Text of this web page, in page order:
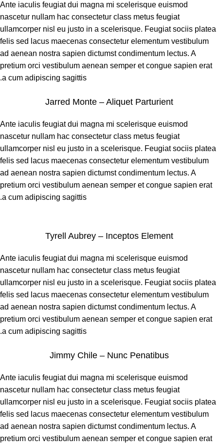
Ante iaculis feugiat dui magna mi scelerisque euismod
nascetur nullam hac consectetur class metus feugiat
ullamcorper nisl eu justo in a scelerisque. Feugiat sociis platea
felis sed lacus maecenas consectetur elementum vestibulum
ad aenean nostra sapien dictumst condimentum lectus. A
pretium orci vestibulum aenean semper et congue sapien erat
a cum adipiscing sagittis.
Jarred Monte – Aliquet Parturient
Ante iaculis feugiat dui magna mi scelerisque euismod
nascetur nullam hac consectetur class metus feugiat
ullamcorper nisl eu justo in a scelerisque. Feugiat sociis platea
felis sed lacus maecenas consectetur elementum vestibulum
ad aenean nostra sapien dictumst condimentum lectus. A
pretium orci vestibulum aenean semper et congue sapien erat
a cum adipiscing sagittis.
Tyrell Aubrey – Inceptos Element
Ante iaculis feugiat dui magna mi scelerisque euismod
nascetur nullam hac consectetur class metus feugiat
ullamcorper nisl eu justo in a scelerisque. Feugiat sociis platea
felis sed lacus maecenas consectetur elementum vestibulum
ad aenean nostra sapien dictumst condimentum lectus. A
pretium orci vestibulum aenean semper et congue sapien erat
a cum adipiscing sagittis.
Jimmy Chile – Nunc Penatibus
Ante iaculis feugiat dui magna mi scelerisque euismod
nascetur nullam hac consectetur class metus feugiat
ullamcorper nisl eu justo in a scelerisque. Feugiat sociis platea
felis sed lacus maecenas consectetur elementum vestibulum
ad aenean nostra sapien dictumst condimentum lectus. A
pretium orci vestibulum aenean semper et congue sapien erat